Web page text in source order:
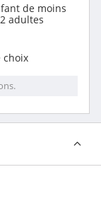
de moins
adultes
choix